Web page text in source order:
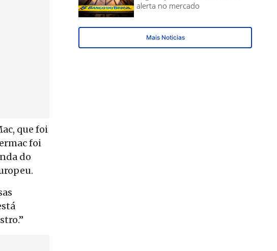
que foi
foi
do